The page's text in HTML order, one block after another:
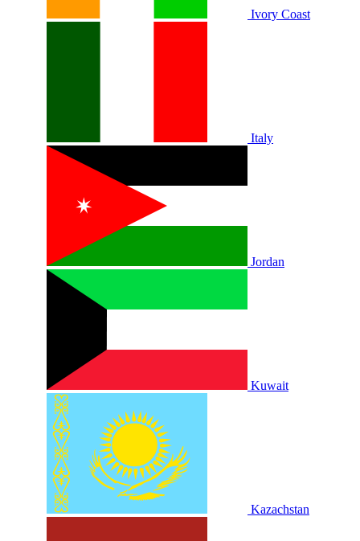
Ivory Coast
Italy
Jordan
Kuwait
Kazachstan